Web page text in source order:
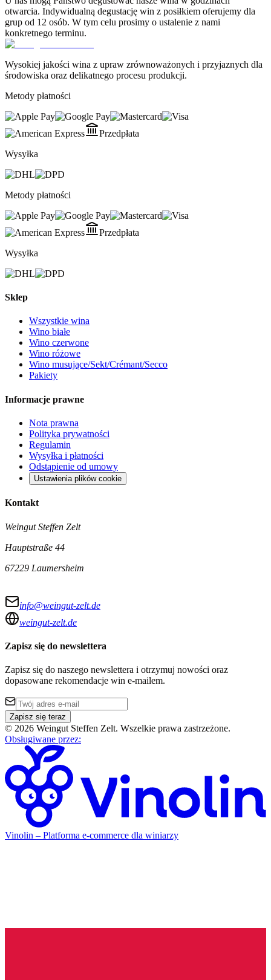
otwarcia. Indywidualną degustację win z posiłkiem oferujemy dla
grup od 12 osób. W tym celu prosimy o ustalenie z nami
konkretnego terminu.
Wysokiej jakości wina z upraw zrównoważonych i przyjaznych dla
środowiska oraz delikatnego procesu produkcji.
Metody płatności
Przedpłata
Wysyłka
Metody płatności
Przedpłata
Wysyłka
Sklep
Wszystkie wina
Wino białe
Wino czerwone
Wino różowe
Wino musujące/Sekt/Crémant/Secco
Pakiety
Informacje prawne
Nota prawna
Polityka prywatności
Regulamin
Wysyłka i płatności
Odstąpienie od umowy
Ustawienia plików cookie
Kontakt
Weingut Steffen Zelt
Hauptstraße 44
67229 Laumersheim
info@weingut-zelt.de
weingut-zelt.de
Zapisz się do newslettera
Zapisz się do naszego newslettera i otrzymuj nowości oraz
dopasowane rekomendacje win e-mailem.
Zapisz się teraz
© 2026 Weingut Steffen Zelt. Wszelkie prawa zastrzeżone.
Obsługiwane przez:
Vinolin – Platforma e-commerce dla winiarzy